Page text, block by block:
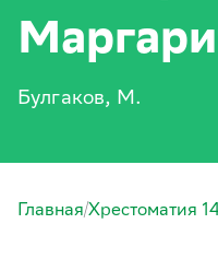
Булгаков, М.
Главная/Хрестоматия